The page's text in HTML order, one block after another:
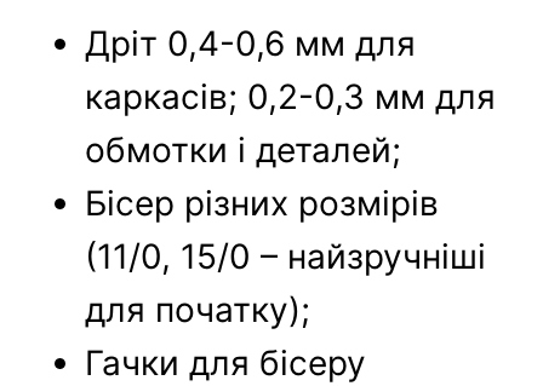
Дріт 0,4-0,6 мм для
каркасів; 0,2-0,3 мм для
обмотки і деталей;
Бісер різних розмірів
(11/0, 15/0 – найзручніші
для початку);
Гачки для бісеру